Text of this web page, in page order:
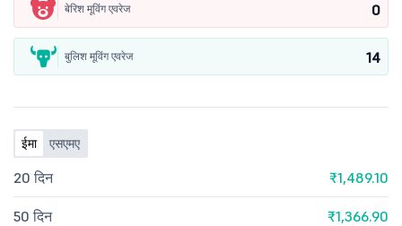
बेरिश मूविंग एवरेज 0
बुलिश मूविंग एवरेज 14
ईमा एसएमए
20 दिन ₹1,489.10
50 दिन ₹1,366.90